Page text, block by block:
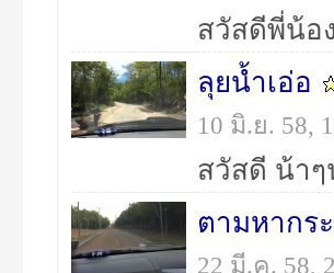
ลุยน้ำเอ่อ
10 มิ.ย. 58,
ตามหากร
22 มี.ค. 58,